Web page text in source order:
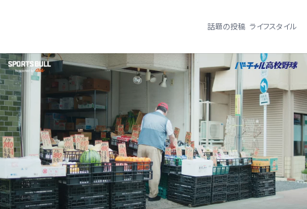
話題の投稿 ライフスタイル